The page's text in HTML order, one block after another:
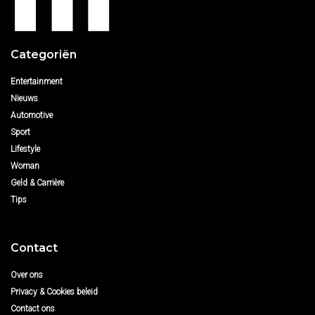
Categoriën
Entertainment
Nieuws
Automotive
Sport
Lifestyle
Woman
Geld & Carrière
Tips
Contact
Over ons
Privacy & Cookies beleid
Contact ons